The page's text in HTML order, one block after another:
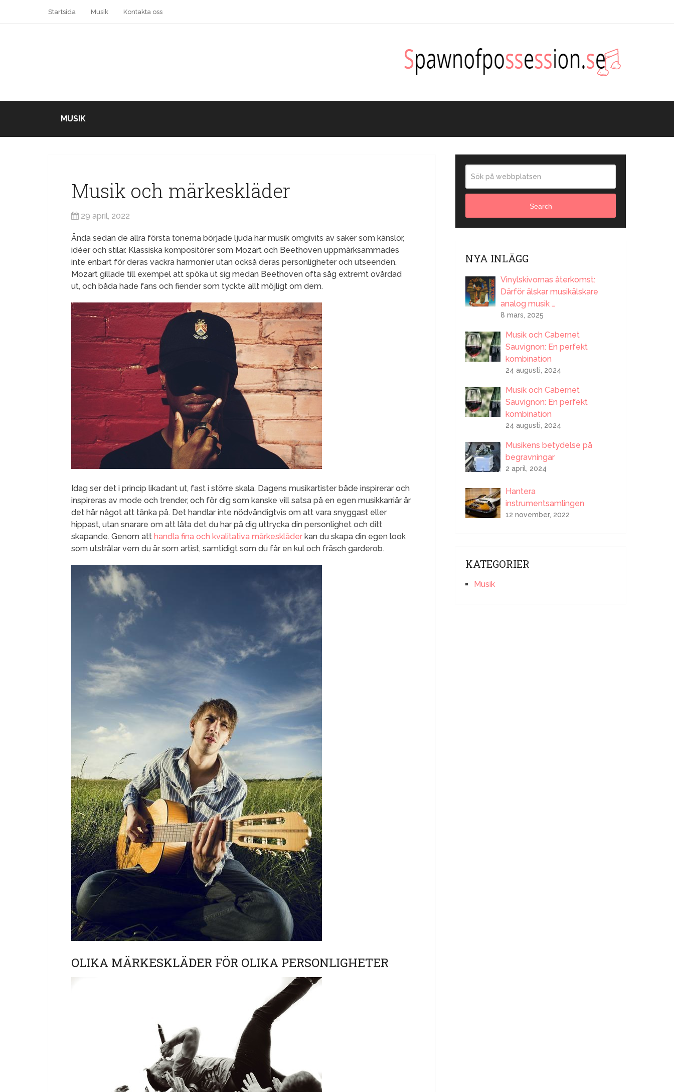
Startsida Musik Kontakta oss
MUSIK
Musik och märkeskläder
29 april, 2022
Ända sedan de allra första tonerna började ljuda har musik omgivits av saker som känslor,
idéer och stilar. Klassiska kompositörer som Mozart och Beethoven uppmärksammades
inte enbart för deras vackra harmonier utan också deras personligheter och utseenden.
Mozart gillade till exempel att spöka ut sig medan Beethoven ofta såg extremt ovårdad
ut, och båda hade fans och fiender som tyckte allt möjligt om dem.
Idag ser det i princip likadant ut, fast i större skala. Dagens musikartister både inspirerar och
inspireras av mode och trender, och för dig som kanske vill satsa på en egen musikkarriär är
det här något att tänka på. Det handlar inte nödvändigtvis om att vara snyggast eller
hippast, utan snarare om att låta det du har på dig uttrycka din personlighet och ditt
skapande. Genom att handla fina och kvalitativa märkeskläder kan du skapa din egen look
som utstrålar vem du är som artist, samtidigt som du får en kul och fräsch garderob.
OLIKA MÄRKESKLÄDER FÖR OLIKA PERSONLIGHETER
Search
NYA INLÄGG
Vinylskivornas återkomst:
Därför älskar musikälskare
analog musik …
8 mars, 2025
Musik och Cabernet
Sauvignon: En perfekt
kombination
24 augusti, 2024
Musik och Cabernet
Sauvignon: En perfekt
kombination
24 augusti, 2024
Musikens betydelse på
begravningar
2 april, 2024
Hantera
instrumentsamlingen
12 november, 2022
KATEGORIER
Musik